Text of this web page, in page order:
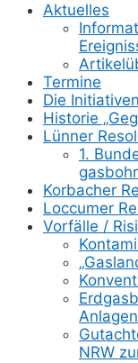
Aktuelles
Termine
Die
Historie
Lünner
1.
Korbacher
Loccumer
Vorfälle /
NRW